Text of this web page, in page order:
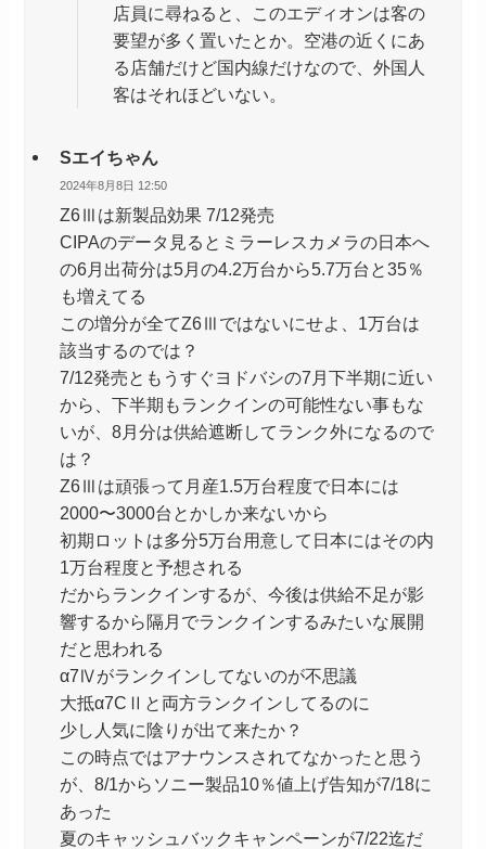
店員に尋ねると、このエディオンは客の
要望が多く置いたとか。空港の近くにあ
る店舗だけど国内線だけなので、外国人
客はそれほどいない。
Sエイちゃん
2024年8月8日 12:50
Z6Ⅲは新製品効果 7/12発売
CIPAのデータ見るとミラーレスカメラの日本へ
の6月出荷分は5月の4.2万台から5.7万台と35％
も増えてる
この増分が全てZ6Ⅲではないにせよ、1万台は
該当するのでは？
7/12発売ともうすぐヨドバシの7月下半期に近い
から、下半期もランクインの可能性ない事もな
いが、8月分は供給遮断してランク外になるので
は？
Z6Ⅲは頑張って月産1.5万台程度で日本には
2000〜3000台とかしか来ないから
初期ロットは多分5万台用意して日本にはその内
1万台程度と予想される
だからランクインするが、今後は供給不足が影
響するから隔月でランクインするみたいな展開
だと思われる
α7Ⅳがランクインしてないのが不思議
大抵α7CⅡと両方ランクインしてるのに
少し人気に陰りが出て来たか？
この時点ではアナウンスされてなかったと思う
が、8/1からソニー製品10％値上げ告知が7/18に
あった
夏のキャッシュバックキャンペーンが7/22迄だ